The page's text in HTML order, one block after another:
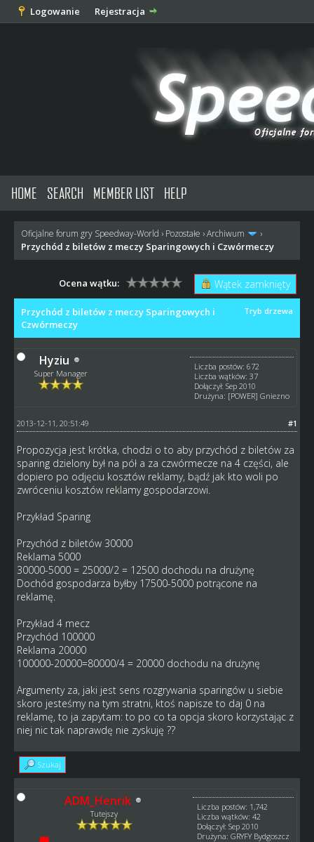
Logowanie Rejestracja
HOME SEARCH MEMBER LIST HELP
Oficjalne forum gry Speedway-World › Pozostałe ›Archiwum ›
Przychód z biletów z meczy Sparingowych i Czwórmeczy
Wątek zamknięty
Ocena wątku:
Tryb drzewa
Przychód z biletów z meczy Sparingowych i
Czwórmeczy
Hyziu
Super Manager
Liczba postów: 672
Liczba wątków: 37
Dołączył: Sep 2010
Drużyna: [POWER] Gniezno
#1
2013-12-11, 20:51:49
Propozycja jest krótka, chodzi o to aby przychód z biletów za
sparing dzielony był na pół a za czwórmecze na 4 części, ale
dopiero po odjęciu kosztów reklamy, bądź jak kto woli po
zwróceniu kosztów reklamy gospodarzowi.
Przykład Sparing
Przychód z biletów 30000
Reklama 5000
30000-5000 = 25000/2 = 12500 dochodu na drużynę
Dochód gospodarza byłby 17500-5000 potrącone na
reklamę.
Przykład 4 mecz
Przychód 100000
Reklama 20000
100000-20000=80000/4 = 20000 dochodu na drużynę
Argumenty za, jaki jest sens rozgrywania sparingów u siebie
skoro jesteśmy na tym stratni, ktoś napisze to daj 0 na
reklamę, to ja zapytam: to po co ta opcja skoro korzystając z
niej nic tak naprawdę nie zyskuję ??
Szukaj
ADM_Henrik
Tutejszy
Liczba postów: 1,742
Liczba wątków: 42
Dołączył: Sep 2010
Drużyna: GRYFY Bydgoszcz